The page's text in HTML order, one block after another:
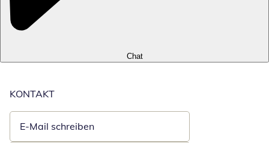
Chat
KONTAKT
E-Mail schreiben
Öffnet E-Mail-Client